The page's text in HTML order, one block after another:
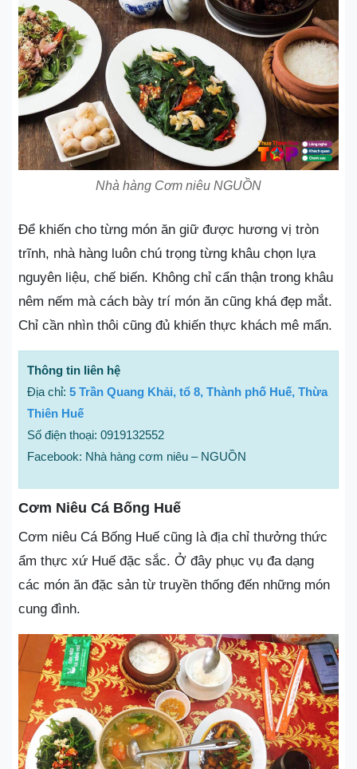
Nhà hàng Cơm niêu NGUỒN
Để khiến cho từng món ăn giữ được hương vị tròn
trĩnh, nhà hàng luôn chú trọng từng khâu chọn lựa
nguyên liệu, chế biến. Không chỉ cẩn thận trong khâu
nêm nếm mà cách bày trí món ăn cũng khá đẹp mắt.
Chỉ cần nhìn thôi cũng đủ khiến thực khách mê mẩn.
Thông tin liên hệ
Địa chỉ: 5 Trần Quang Khải, tổ 8, Thành phố Huế, Thừa
Thiên Huế
Số điện thoại: 0919132552
Facebook: Nhà hàng cơm niêu – NGUỒN
Cơm Niêu Cá Bống Huế
Cơm niêu Cá Bống Huế cũng là địa chỉ thưởng thức
ẩm thực xứ Huế đặc sắc. Ở đây phục vụ đa dạng
các món ăn đặc sản từ truyền thống đến những món
cung đình.